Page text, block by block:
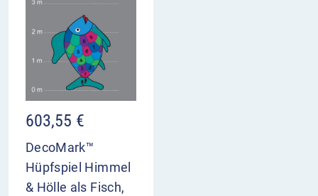
603,55 €
DecoMark™
Hüpfspiel Himmel
& Hölle als Fisch,